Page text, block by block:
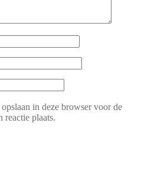
in deze browser voor de
reactie plaats.